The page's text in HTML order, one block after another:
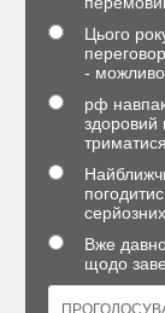
Цього
-
рф
здоровий
Вже
щодо